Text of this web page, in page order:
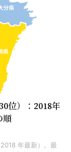
位）：2018年
順
年最新）。最